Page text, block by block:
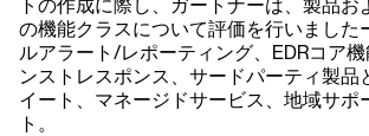
トの作成に際し、ガートナーは、製品お
の機能クラスについて評価を行いました
ルアラート/レポーティング、EDRコア
ンストレスポンス、サードパーティ製品
イート、マネージドサービス、地域サポ
ト。